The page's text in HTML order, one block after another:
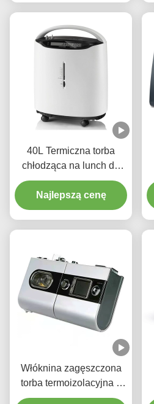
40L Termiczna torba
chłodząca na lunch do
przechowywania ciepła
na zimno o dużej
pojemności
Najlepszą cenę
Włóknina zagęszczona
torba termoizolacyjna z
folii aluminiowej